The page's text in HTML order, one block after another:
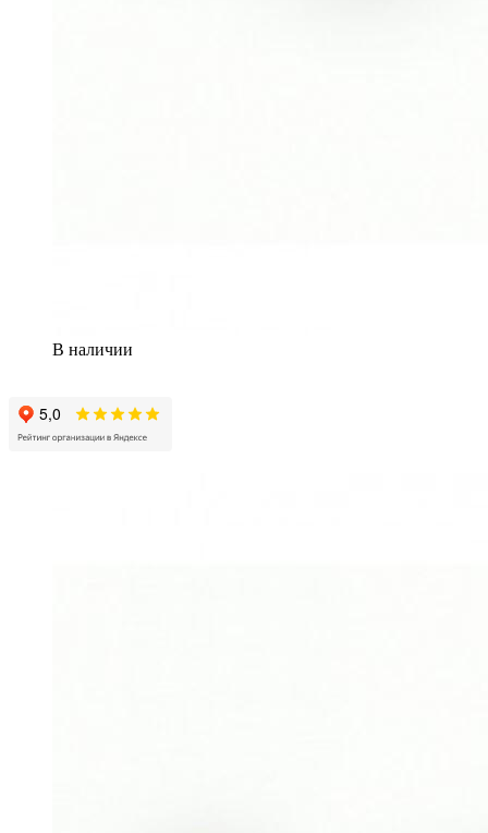
В наличии